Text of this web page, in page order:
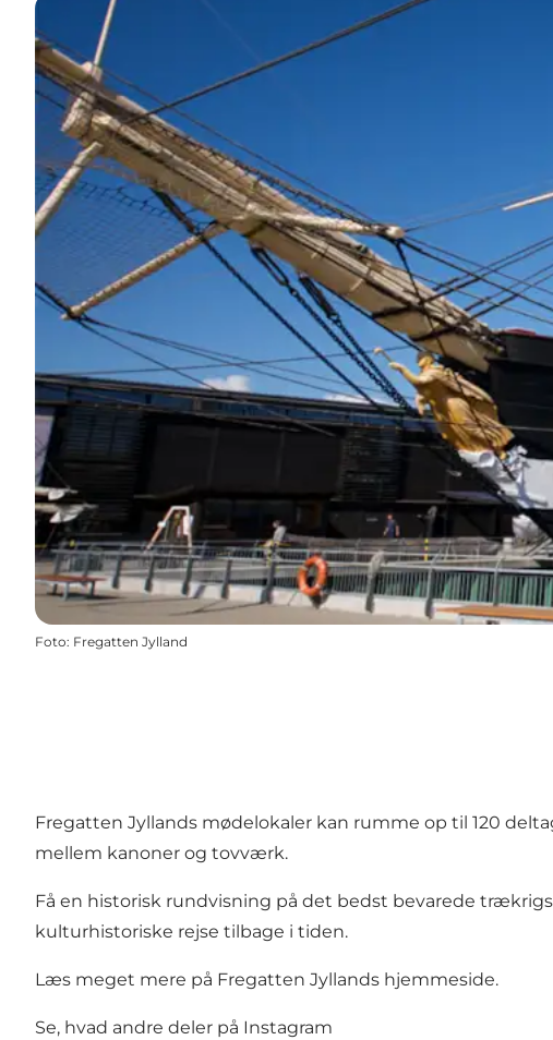
Foto: Fregatten Jylland
Fregatten Jyllands mødelokaler kan rumme op til 120
mellem kanoner og tovværk.
Få en historisk rundvisning på det bedst bevarede
kulturhistoriske rejse tilbage i tiden.
Læs meget mere på Fregatten Jyllands hjemmeside.
Se, hvad andre deler på Instagram